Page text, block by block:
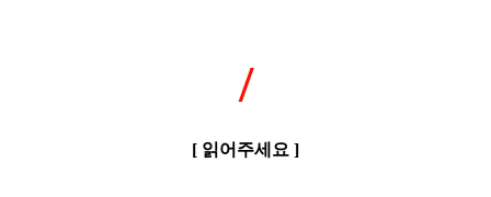
/
[ 읽어주세요 ]